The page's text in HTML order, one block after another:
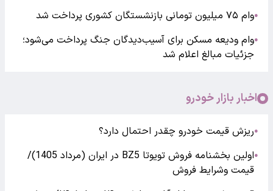
●وام ۷۵ میلیون تومانی بازنشستگان کشوری پرداخت شد
●وام ودیعه مسکن برای آسیب‌دیدگان جنگ پرداخت می‌شود؛
جزئیات مبالغ اعلام شد
اخبار بازار خودرو
●ریزش قیمت خودرو چقدر احتمال دارد؟
●
اولین بخشنامه فروش تویوتا BZ5 در ایران (مرداد 1405)/
قیمت وشرایط فروش